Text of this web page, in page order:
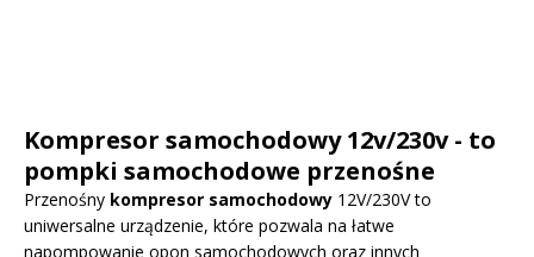
Kompresor samochodowy 12v/230v - to
pompki samochodowe przenośne
Przenośny kompresor samochodowy 12V/230V to
uniwersalne urządzenie, które pozwala na łatwe
napompowanie opon samochodowych oraz innych